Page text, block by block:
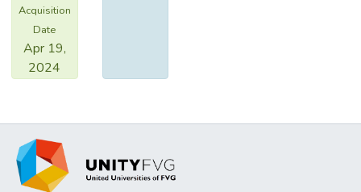
Acquisition
Date
Apr 19,
2024